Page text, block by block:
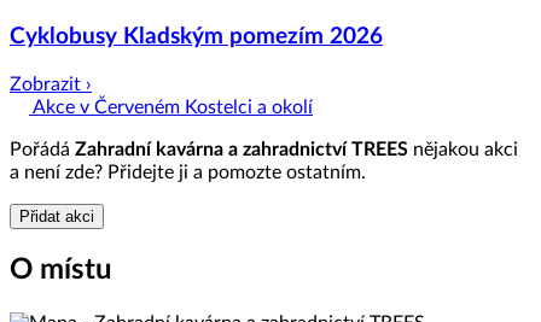
Cyklobusy Kladským pomezím 2026
Zobrazit ›
Akce v Červeném Kostelci a okolí
Pořádá Zahradní kavárna a zahradnictví TREES nějakou akci
a není zde? Přidejte ji a pomozte ostatním.
Přidat akci
O místu